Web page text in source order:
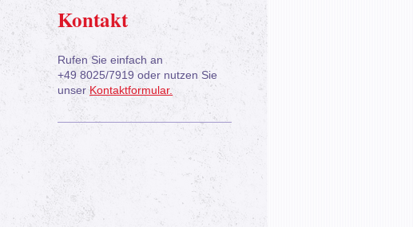
Kontakt
Rufen Sie einfach an
+49 8025/7919 oder nutzen Sie
unserKontaktformular.